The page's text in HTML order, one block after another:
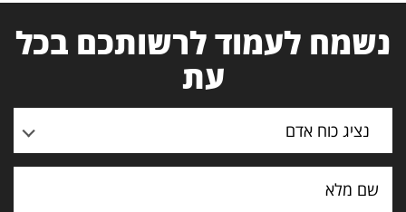
נשמח לעמוד לרשותכם בכל
עת
נציג כוח אדם